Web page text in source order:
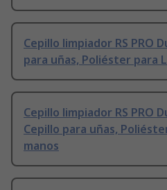
Cepillo limpiador RS PRO
para uñas, Poliéster para
Cepillo limpiador RS PRO
Cepillo para uñas,
manos